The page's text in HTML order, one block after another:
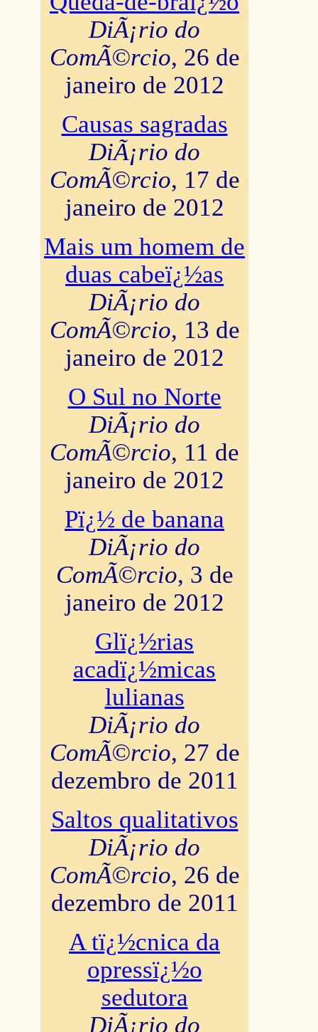
DiÃ¡rio do
ComÃ©rcio, 26 de
janeiro de 2012
Causas sagradas
DiÃ¡rio do
ComÃ©rcio, 17 de
janeiro de 2012
Mais um homem de
duas cabeï¿½as
DiÃ¡rio do
ComÃ©rcio, 13 de
janeiro de 2012
O Sul no Norte
DiÃ¡rio do
ComÃ©rcio, 11 de
janeiro de 2012
Pï¿½ de banana
DiÃ¡rio do
ComÃ©rcio, 3 de
janeiro de 2012
Glï¿½rias
acadï¿½micas
lulianas
DiÃ¡rio do
ComÃ©rcio, 27 de
dezembro de 2011
Saltos qualitativos
DiÃ¡rio do
ComÃ©rcio, 26 de
dezembro de 2011
A tï¿½cnica da
opressï¿½o
sedutora
DiÃ¡rio do